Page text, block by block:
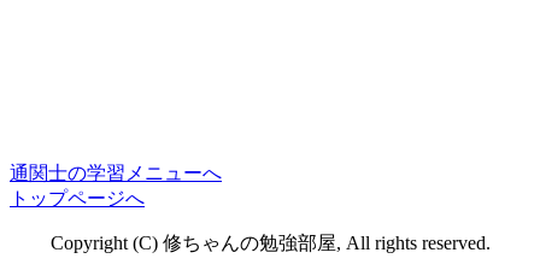
通関士の学習メニューへ
トップページへ
Copyright (C) 修ちゃんの勉強部屋, All rights reserved.